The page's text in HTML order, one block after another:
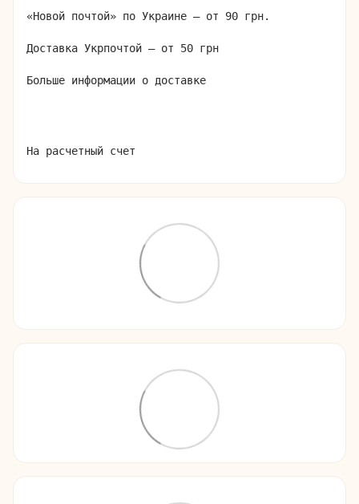
«Новой почтой» по Украине – от 90 грн.
Доставка Укрпочтой – от 50 грн
Больше информации о доставке
На расчетный счет